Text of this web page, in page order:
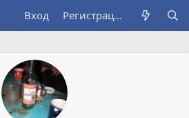
Вход Регистрация